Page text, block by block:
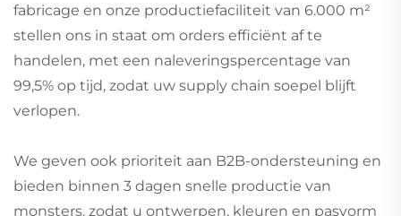
fabricage en onze productiefaciliteit van 6.000 m²
stellen ons in staat om orders efficiënt af te
handelen, met een naleveringspercentage van
99,5% op tijd, zodat uw supply chain soepel blijft
verlopen.
We geven ook prioriteit aan B2B-ondersteuning en
bieden binnen 3 dagen snelle productie van
monsters, zodat u ontwerpen, kleuren en pasvorm